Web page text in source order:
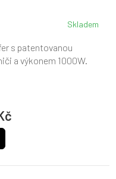
Skladem
s patentovanou
a výkonem 1000W.